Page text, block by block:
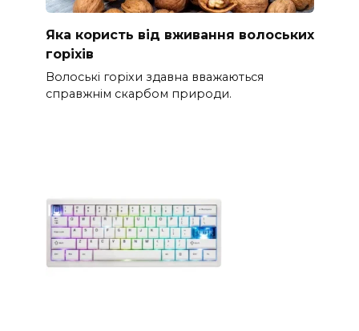
Яка користь від вживання волоських
горіхів
Волоські горіхи здавна вважаються
справжнім скарбом природи.